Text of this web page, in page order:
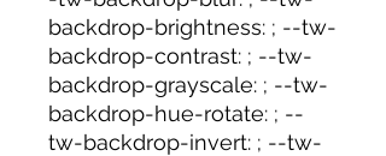
backdrop-brightness: ; --tw-
backdrop-contrast: ; --tw-
backdrop-grayscale: ; --tw-
backdrop-hue-rotate: ; --
tw-backdrop-invert: ; --tw-